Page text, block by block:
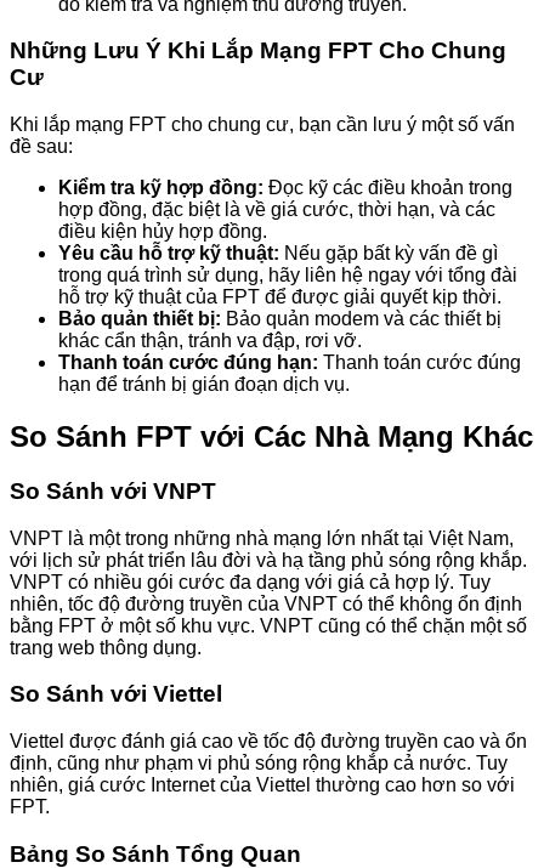
Những Lưu Ý Khi Lắp Mạng FPT Cho Chung
Cư
Khi lắp mạng FPT cho chung cư, bạn cần lưu ý một số vấn
đề sau:
Kiểm tra kỹ hợp đồng: Đọc kỹ các điều khoản trong
hợp đồng, đặc biệt là về giá cước, thời hạn, và các
điều kiện hủy hợp đồng.
Yêu cầu hỗ trợ kỹ thuật: Nếu gặp bất kỳ vấn đề gì
trong quá trình sử dụng, hãy liên hệ ngay với tổng đài
hỗ trợ kỹ thuật của FPT để được giải quyết kịp thời.
Bảo quản thiết bị: Bảo quản modem và các thiết bị
khác cẩn thận, tránh va đập, rơi vỡ.
Thanh toán cước đúng hạn: Thanh toán cước đúng
hạn để tránh bị gián đoạn dịch vụ.
So Sánh FPT với Các Nhà Mạng Khác
So Sánh với VNPT
VNPT là một trong những nhà mạng lớn nhất tại Việt Nam,
với lịch sử phát triển lâu đời và hạ tầng phủ sóng rộng khắp.
VNPT có nhiều gói cước đa dạng với giá cả hợp lý. Tuy
nhiên, tốc độ đường truyền của VNPT có thể không ổn định
bằng FPT ở một số khu vực. VNPT cũng có thể chặn một số
trang web thông dụng.
So Sánh với Viettel
Viettel được đánh giá cao về tốc độ đường truyền cao và ổn
định, cũng như phạm vi phủ sóng rộng khắp cả nước. Tuy
nhiên, giá cước Internet của Viettel thường cao hơn so với
FPT.
Bảng So Sánh Tổng Quan